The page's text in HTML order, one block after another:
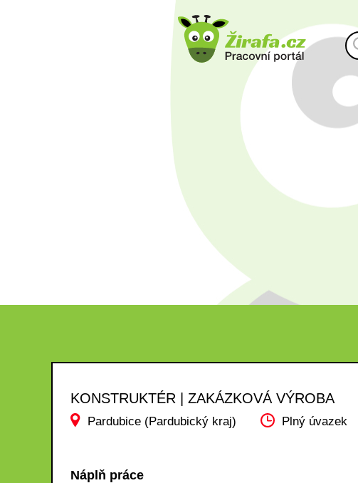
KONSTRUKTÉR | ZAKÁZKOVÁ VÝROBA
Pardubice (Pardubický kraj) Plný úvazek
Náplň práce